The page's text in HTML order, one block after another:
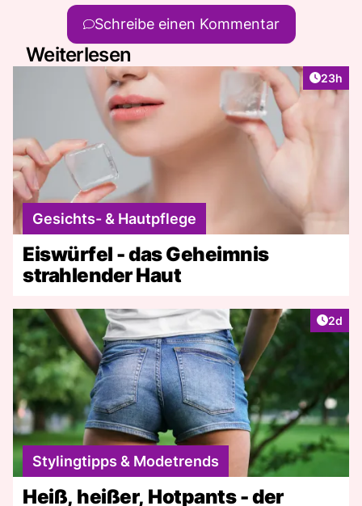
Schreibe einen Kommentar
Weiterlesen
Artikel
23h
Gesichts- & Hautpflege
Eiswürfel - das Geheimnis
strahlender Haut
2d
Stylingtipps & Modetrends
Heiß, heißer, Hotpants - der